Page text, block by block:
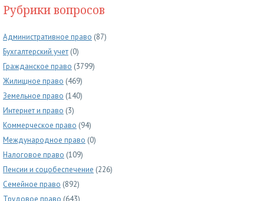
Рубрики вопросов
Административное право (87)
Бухгалтерский учет (0)
Гражданское право (3799)
Жилищное право (469)
Земельное право (140)
Интернет и право (3)
Коммерческое право (94)
Международное право (0)
Налоговое право (109)
Пенсии и соцобеспечение (226)
Семейное право (892)
Трудовое право (643)